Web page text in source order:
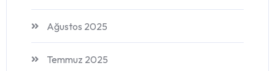
Ağustos 2025
Temmuz 2025